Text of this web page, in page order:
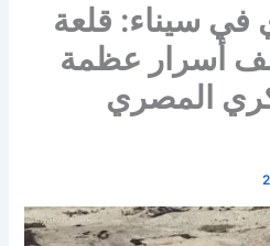
في سيناء: قلعة
أسرار عظمة
المصري